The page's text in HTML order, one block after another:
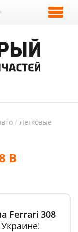
Легковые
В
Ferrari 308